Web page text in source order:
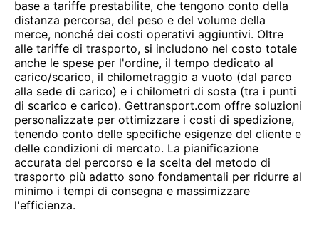
base a tariffe prestabilite, che tengono conto della
distanza percorsa, del peso e del volume della
merce, nonché dei costi operativi aggiuntivi. Oltre
alle tariffe di trasporto, si includono nel costo totale
anche le spese per l'ordine, il tempo dedicato al
carico/scarico, il chilometraggio a vuoto (dal parco
alla sede di carico) e i chilometri di sosta (tra i punti
di scarico e carico). Gettransport.com offre soluzioni
personalizzate per ottimizzare i costi di spedizione,
tenendo conto delle specifiche esigenze del cliente e
delle condizioni di mercato. La pianificazione
accurata del percorso e la scelta del metodo di
trasporto più adatto sono fondamentali per ridurre al
minimo i tempi di consegna e massimizzare
l'efficienza.